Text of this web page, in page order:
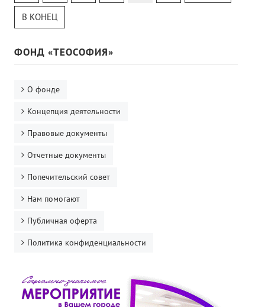
В КОНЕЦ
ФОНД «ТЕОСОФИЯ»
О фонде
Концепция деятельности
Правовые документы
Отчетные документы
Попечительский совет
Нам помогают
Публичная оферта
Политика конфиденциальности